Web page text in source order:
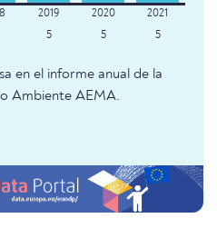
5 5 5
en el informe anual de la
Ambiente AEMA.